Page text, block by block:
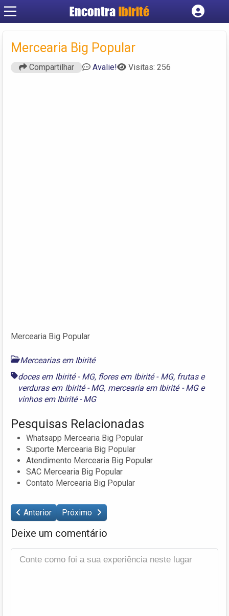
EncontraIbirité
Cadastrar empresa
Criar conta
Mercearia Big Popular
Compartilhar Avalie! Visitas: 256
Mercearia Big Popular
Mercearias em Ibirité
doces em Ibirité - MG, flores em Ibirité - MG, frutas e
verduras em Ibirité - MG, mercearia em Ibirité - MGe
vinhos em Ibirité - MG
Pesquisas Relacionadas
Whatsapp Mercearia Big Popular
Suporte Mercearia Big Popular
Atendimento Mercearia Big Popular
SAC Mercearia Big Popular
Contato Mercearia Big Popular
Anterior Próximo
Deixe um comentário